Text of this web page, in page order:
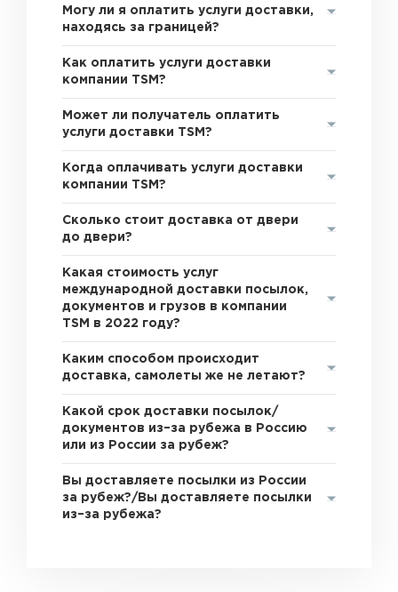
Могу ли я оплатить услуги доставки,
находясь за границей?
Как оплатить услуги доставки
компании TSM?
Может ли получатель оплатить
услуги доставки TSM?
Когда оплачивать услуги доставки
компании TSM?
Сколько стоит доставка от двери
до двери?
Какая стоимость услуг
международной доставки посылок,
документов и грузов в компании
TSM в 2022 году?
Каким способом происходит
доставка, самолеты же не летают?
Какой срок доставки посылок/
документов из–за рубежа в Россию
или из России за рубеж?
Вы доставляете посылки из России
за рубеж?/Вы доставляете посылки
из–за рубежа?